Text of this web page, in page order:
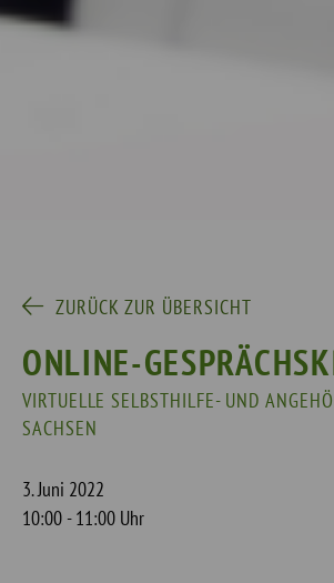
ZURÜCK ZUR ÜBERSICHT
ONLINE-
VIRTUELLE SELBSTHILFE- UND
SACHSEN
3. Juni 2022
10:00 - 11:00 Uhr